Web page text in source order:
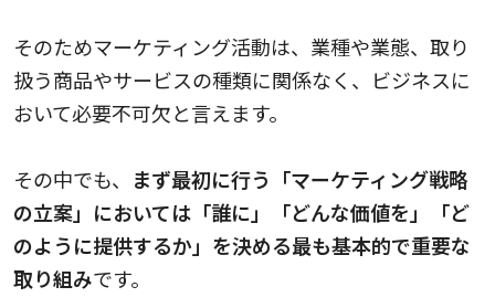
そのためマーケティング活動は、業種や業態、取り
扱う商品やサービスの種類に関係なく、ビジネスに
おいて必要不可欠と言えます。
その中でも、
まず最初に行う「マーケティング戦略
の立案」においては「誰に」「どんな価値を」「ど
のように提供するか」を決める最も基本的で重要な
取り組みです。